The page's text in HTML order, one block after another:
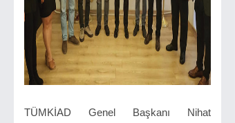
TÜMKİAD Genel Başkanı Nihat